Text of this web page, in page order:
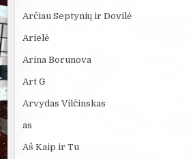
Arčiau Septynių ir Dovilė
Arielė
Arina Borunova
Art G
Arvydas Vilčinskas
as
Aš Kaip ir Tu